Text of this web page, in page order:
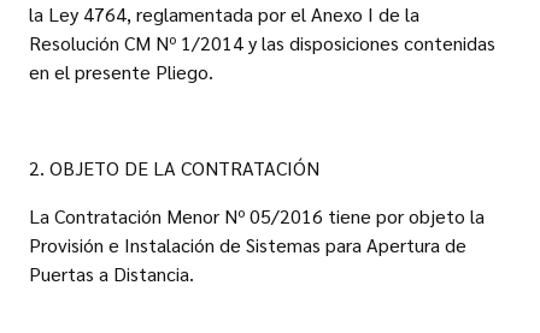
la Ley 4764, reglamentada por el Anexo I de la
Resolución CM Nº 1/2014 y las disposiciones contenidas
en el presente Pliego.
2. OBJETO DE LA CONTRATACIÓN
La Contratación Menor Nº 05/2016 tiene por objeto la
Provisión e Instalación de Sistemas para Apertura de
Puertas a Distancia.